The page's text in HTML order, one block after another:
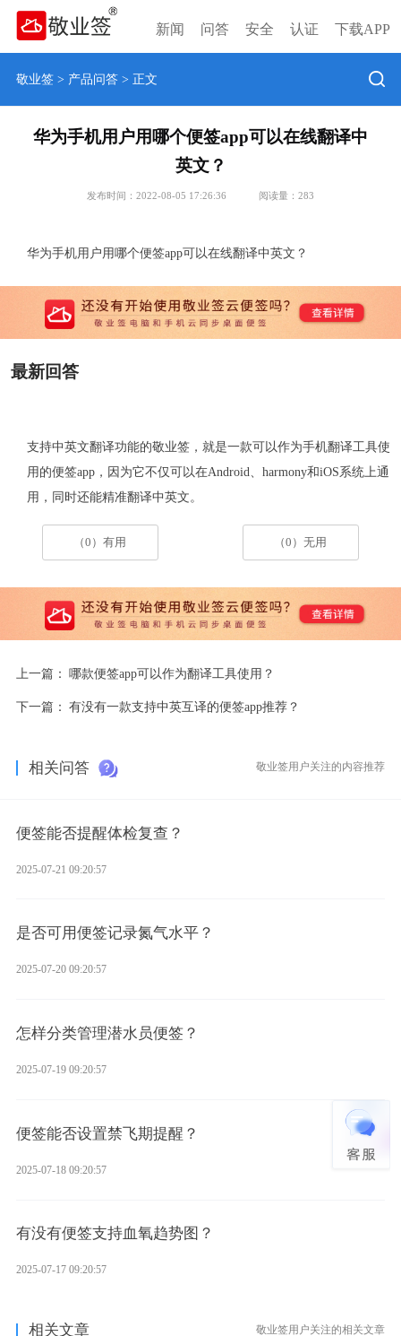
新闻 问答 安全 认证 下载APP
敬业签> 产品问答> 正文
华为手机用户用哪个便签app可以在线翻译中
英文？
发布时间：2022-08-05 17:26:36 阅读量： 283
华为手机用户用哪个便签app可以在线翻译中英文？
最新回答
支持中英文翻译功能的敬业签，就是一款可以作为手机翻译工具使
用的便签app，因为它不仅可以在Android、harmony和iOS系统上通
用，同时还能精准翻译中英文。
（0）有用 （0）无用
上一篇： 哪款便签app可以作为翻译工具使用？
下一篇： 有没有一款支持中英互译的便签app推荐？
相关问答 敬业签用户关注的内容推荐
便签能否提醒体检复查？
2025-07-21 09:20:57
是否可用便签记录氮气水平？
2025-07-20 09:20:57
怎样分类管理潜水员便签？
2025-07-19 09:20:57
便签能否设置禁飞期提醒？
2025-07-18 09:20:57
有没有便签支持血氧趋势图？
2025-07-17 09:20:57
相关文章 敬业签用户关注的相关文章